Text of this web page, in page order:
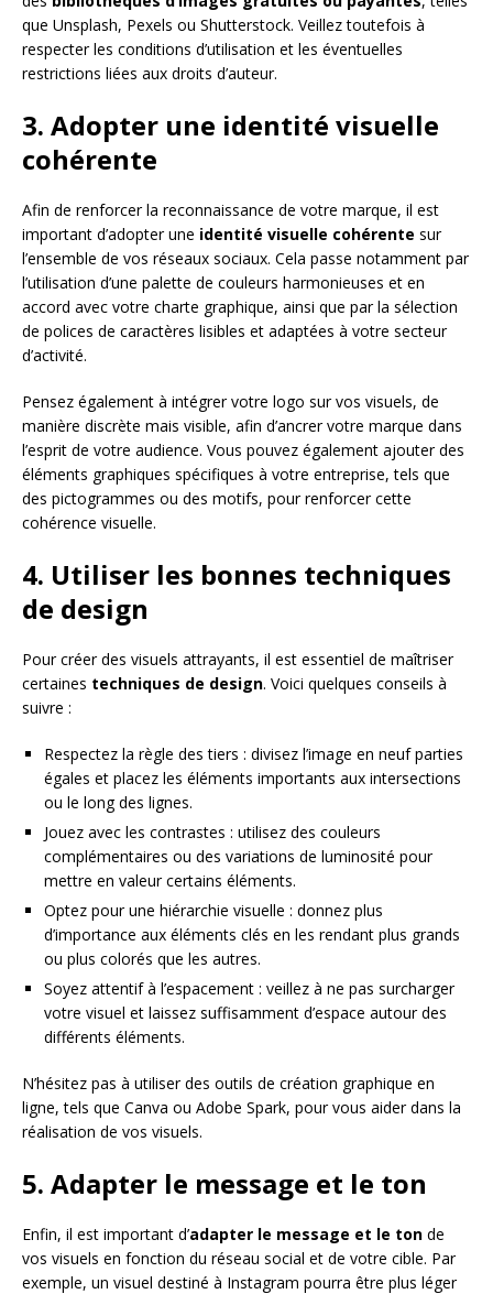
que Unsplash, Pexels ou Shutterstock. Veillez toutefois à
respecter les conditions d’utilisation et les éventuelles
restrictions liées aux droits d’auteur.
3. Adopter une identité visuelle
cohérente
Afin de renforcer la reconnaissance de votre marque, il est
important d’adopter une identité visuelle cohérente sur
l’ensemble de vos réseaux sociaux. Cela passe notamment par
l’utilisation d’une palette de couleurs harmonieuses et en
accord avec votre charte graphique, ainsi que par la sélection
de polices de caractères lisibles et adaptées à votre secteur
d’activité.
Pensez également à intégrer votre logo sur vos visuels, de
manière discrète mais visible, afin d’ancrer votre marque dans
l’esprit de votre audience. Vous pouvez également ajouter des
éléments graphiques spécifiques à votre entreprise, tels que
des pictogrammes ou des motifs, pour renforcer cette
cohérence visuelle.
4. Utiliser les bonnes techniques
de design
Pour créer des visuels attrayants, il est essentiel de maîtriser
certaines techniques de design. Voici quelques conseils à
suivre :
Respectez la règle des tiers : divisez l’image en neuf parties
égales et placez les éléments importants aux intersections
ou le long des lignes.
Jouez avec les contrastes : utilisez des couleurs
complémentaires ou des variations de luminosité pour
mettre en valeur certains éléments.
Optez pour une hiérarchie visuelle : donnez plus
d’importance aux éléments clés en les rendant plus grands
ou plus colorés que les autres.
Soyez attentif à l’espacement : veillez à ne pas surcharger
votre visuel et laissez suffisamment d’espace autour des
différents éléments.
N’hésitez pas à utiliser des outils de création graphique en
ligne, tels que Canva ou Adobe Spark, pour vous aider dans la
réalisation de vos visuels.
5. Adapter le message et le ton
Enfin, il est important d’adapter le message et le ton de
vos visuels en fonction du réseau social et de votre cible. Par
exemple, un visuel destiné à Instagram pourra être plus léger